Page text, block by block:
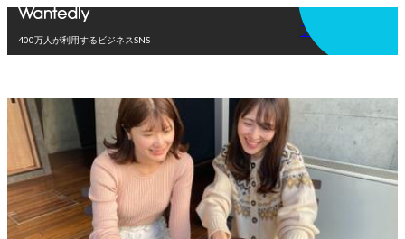
400万人が利用するビジネスSNS
アプリを使う